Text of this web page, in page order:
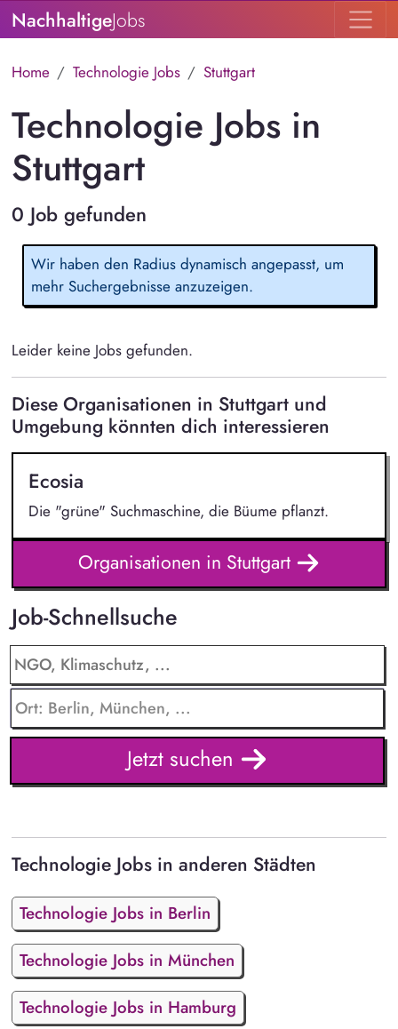
NachhaltigeJobs
Home Technologie Jobs Stuttgart
Technologie Jobs in
Stuttgart
0 Job gefunden
Wir haben den Radius dynamisch angepasst, um
mehr Suchergebnisse anzuzeigen.
Leider keine Jobs gefunden.
Diese Organisationen in Stuttgart und
Umgebung könnten dich interessieren
Ecosia
Die "grüne" Suchmaschine, die Büume pflanzt.
Organisationen in Stuttgart
Job-Schnellsuche
Jetzt suchen
Technologie Jobs in anderen Städten
Technologie Jobs in Berlin
Technologie Jobs in München
Technologie Jobs in Hamburg